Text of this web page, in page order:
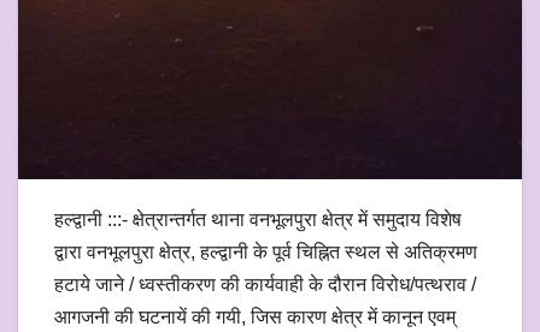
हल्द्वानी :::- क्षेत्रान्तर्गत थाना वनभूलपुरा क्षेत्र में समुदाय विशेष
द्वारा वनभूलपुरा क्षेत्र, हल्द्वानी के पूर्व चिह्नित स्थल से अतिक्रमण
हटाये जाने / ध्वस्तीकरण की कार्यवाही के दौरान विरोध/पत्थराव /
आगजनी की घटनायें की गयी, जिस कारण क्षेत्र में कानून एवम्